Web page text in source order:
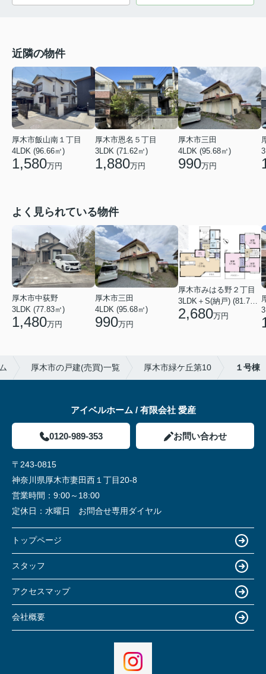
近隣の物件
厚木市飯山南１丁目
4LDK (96.66㎡)
1,580万円
厚木市恩名５丁目
3LDK (71.62㎡)
1,880万円
厚木市三田
4LDK (95.68㎡)
990万円
よく見られている物件
厚木市中荻野
3LDK (77.83㎡)
1,480万円
厚木市三田
4LDK (95.68㎡)
990万円
厚木市みはる野２丁目
2,680万円
厚木市の戸建(売買)一覧 厚木市緑ケ丘第10 １号棟
アイベルホーム / 有限会社 愛産
0120-989-353 お問い合わせ
〒243-0815
神奈川県厚木市妻田西１丁目20-8
営業時間： 9:00～18:00
定休日： 水曜日 お問合せ専用ダイヤル
トップページ
スタッフ
アクセスマップ
会社概要